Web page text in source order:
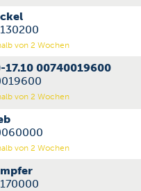
von 2 Wochen
17.10 00740019600
von 2 Wochen
von 2 Wochen